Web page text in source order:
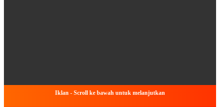
Iklan - Scroll ke bawah untuk melanjutkan